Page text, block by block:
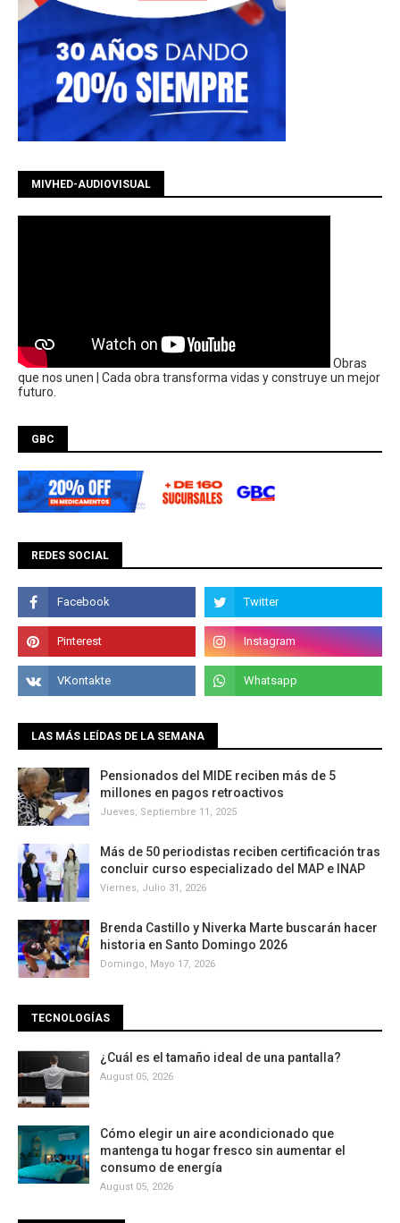
MIVHED-AUDIOVISUAL
Obras
que nos unen | Cada obra transforma vidas y construye un mejor
futuro.
GBC
REDES SOCIAL
LAS MÁS LEÍDAS DE LA SEMANA
Pensionados del MIDE reciben más de 5
millones en pagos retroactivos
Jueves, Septiembre 11, 2025
Más de 50 periodistas reciben certificación tras
concluir curso especializado del MAP e INAP
Viernes, Julio 31, 2026
Brenda Castillo y Niverka Marte buscarán hacer
historia en Santo Domingo 2026
Domingo, Mayo 17, 2026
TECNOLOGÍAS
¿Cuál es el tamaño ideal de una pantalla?
August 05, 2026
Cómo elegir un aire acondicionado que
mantenga tu hogar fresco sin aumentar el
consumo de energía
August 05, 2026